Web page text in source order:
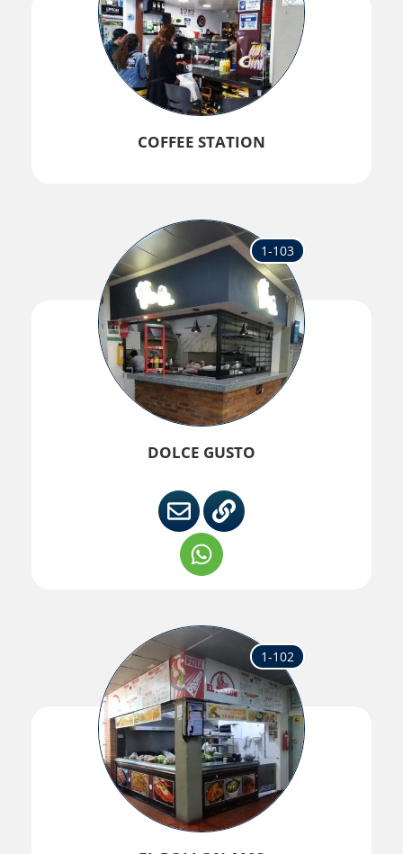
COFFEE STATION
1-103
DOLCE GUSTO
1-102